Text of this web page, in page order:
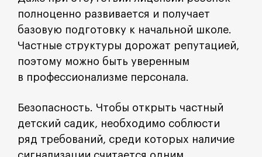
полноценно развивается и получает
базовую подготовку к начальной школе.
Частные структуры дорожат репутацией,
поэтому можно быть уверенным
в профессионализме персонала.
Безопасность. Чтобы открыть частный
детский садик, необходимо соблюсти
ряд требований, среди которых наличие